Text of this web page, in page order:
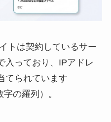
トは契約しているサー
入っており、IPアドレ
てられています
の羅列）。